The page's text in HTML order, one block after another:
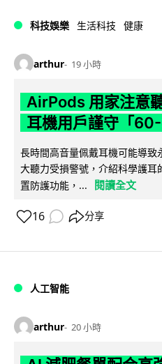
科技娛樂 生活科技 健康
arthur 19 小時
AirPods 用家注意
耳機用戶謹守「
長時間高音量佩戴耳機可能導
大聽力受損警號，介紹科學護
置防護功能，...
閱讀全文
16 分享
人工智能
arthur 20 小時